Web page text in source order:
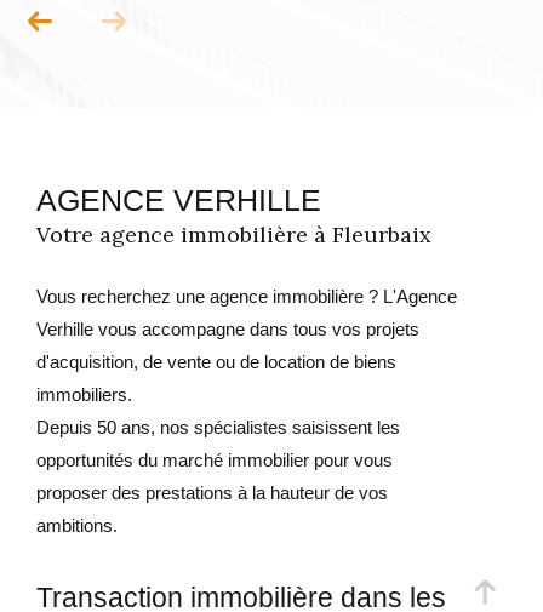
AGENCE VERHILLE
Votre agence immobilière à Fleurbaix
Vous recherchez une agence immobilière ? L'Agence
Verhille vous accompagne dans tous vos projets
d'acquisition, de vente ou de location de biens
immobiliers.
Depuis 50 ans, nos spécialistes saisissent les
opportunités du marché immobilier pour vous
proposer des prestations à la hauteur de vos
ambitions.
Transaction immobilière dans les